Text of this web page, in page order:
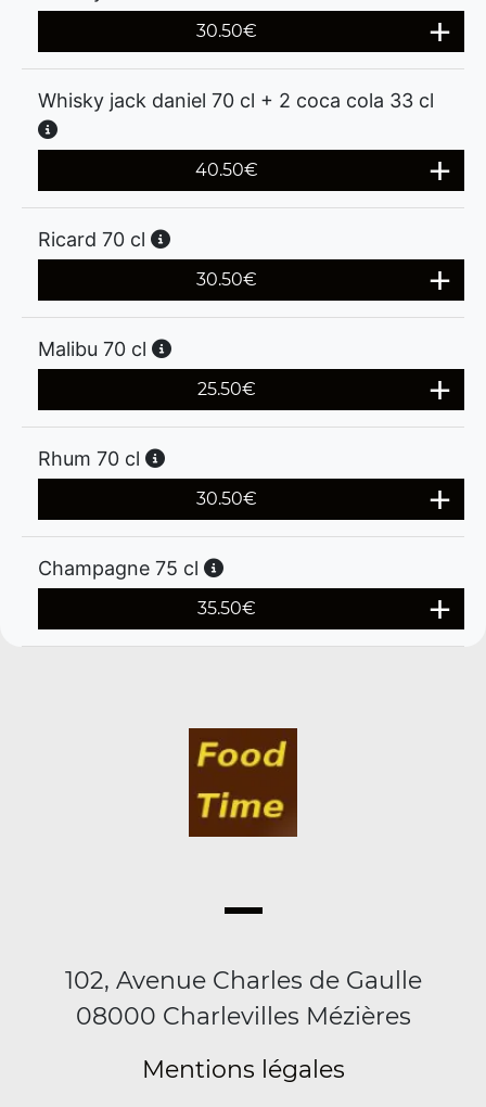
30.50€
Whisky jack daniel 70 cl + 2 coca cola 33 cl
40.50€
Ricard 70 cl
30.50€
Malibu 70 cl
25.50€
Rhum 70 cl
30.50€
Champagne 75 cl
35.50€
102, Avenue Charles de Gaulle
08000 Charlevilles Mézières
Mentions légales